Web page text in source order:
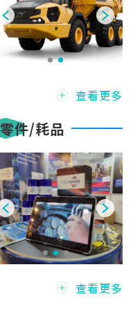
查看更多
零件/耗品
查看更多